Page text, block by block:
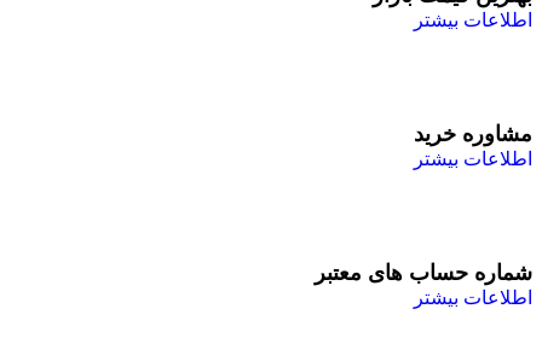
اطلاعات بیشتر
مشاوره خرید
اطلاعات بیشتر
شماره حساب های معتبر
اطلاعات بیشتر